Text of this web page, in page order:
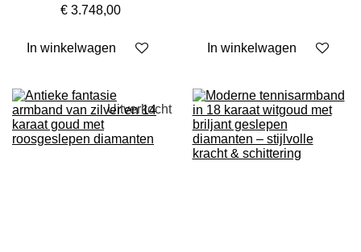
€ 3.748,00
In winkelwagen In winkelwagen
Uitverkocht